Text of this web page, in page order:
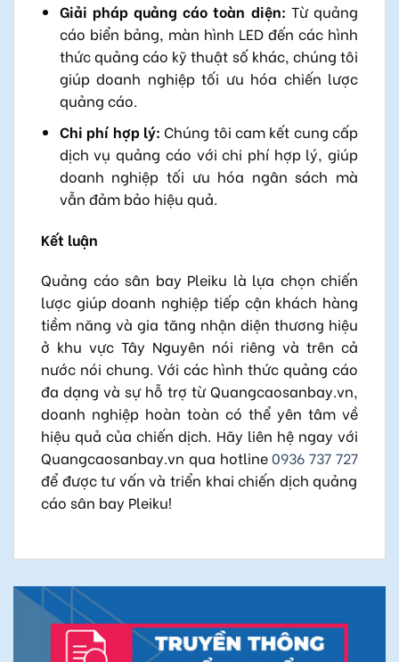
Giải pháp quảng cáo toàn diện: Từ quảng
cáo biển bảng, màn hình LED đến các hình
thức quảng cáo kỹ thuật số khác, chúng tôi
giúp doanh nghiệp tối ưu hóa chiến lược
quảng cáo.
Chi phí hợp lý: Chúng tôi cam kết cung cấp
dịch vụ quảng cáo với chi phí hợp lý, giúp
doanh nghiệp tối ưu hóa ngân sách mà
vẫn đảm bảo hiệu quả.
Kết luận
Quảng cáo sân bay Pleiku là lựa chọn chiến
lược giúp doanh nghiệp tiếp cận khách hàng
tiềm năng và gia tăng nhận diện thương hiệu
ở khu vực Tây Nguyên nói riêng và trên cả
nước nói chung. Với các hình thức quảng cáo
đa dạng và sự hỗ trợ từ Quangcaosanbay.vn,
doanh nghiệp hoàn toàn có thể yên tâm về
hiệu quả của chiến dịch. Hãy liên hệ ngay với
Quangcaosanbay.vn qua hotline0936 737 727
để được tư vấn và triển khai chiến dịch quảng
cáo sân bay Pleiku!